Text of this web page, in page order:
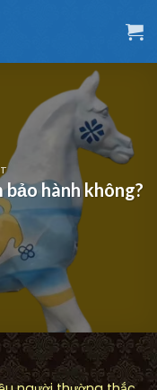
hành không?